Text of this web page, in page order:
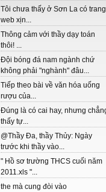
Tôi chưa thấy ở Sơn La có trang
web xịn...
Thông cảm với thầy dạy toán
thôi! ...
Đội bóng đá nam ngành chứ
không phải "nghành" đâu...
Tiếp theo bài về văn hóa uống
rượu của...
Đúng là có cai hay, nhưng
thấy tự...
@Thầy Đa, thầy Thủy: Ngày
trước khi thầy vào...
" Hồ sơ trường THCS cuối năm
2011.xls "...
the mà cung đòi vào